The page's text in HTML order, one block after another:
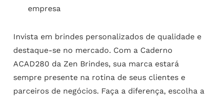
empresa
Invista em brindes personalizados de qualidade e
destaque-se no mercado. Com a Caderno
ACAD280 da Zen Brindes, sua marca estará
sempre presente na rotina de seus clientes e
parceiros de negócios. Faça a diferença, escolha a